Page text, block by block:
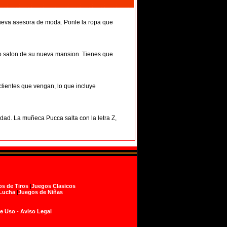
asesora de moda. Ponle la ropa que
de su nueva mansion. Tienes que
que vengan, lo que incluye
La muñeca Pucca salta con la letra Z,
de Tiros|Juegos Clasicos
|Juegos de Niñas
Uso - Aviso Legal